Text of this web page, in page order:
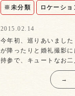
※未分類 ロケーショ
2015.02.14
今年初、巡りあいまし
が降ったりと婚礼撮影
持参で、キュートなお
→